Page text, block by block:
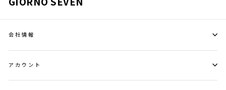
会社情報
アカウント